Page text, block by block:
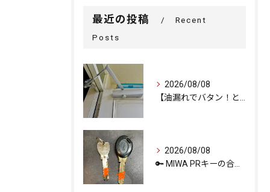
最近の投稿
Recent
Posts
2026/08/08
2026/08/08